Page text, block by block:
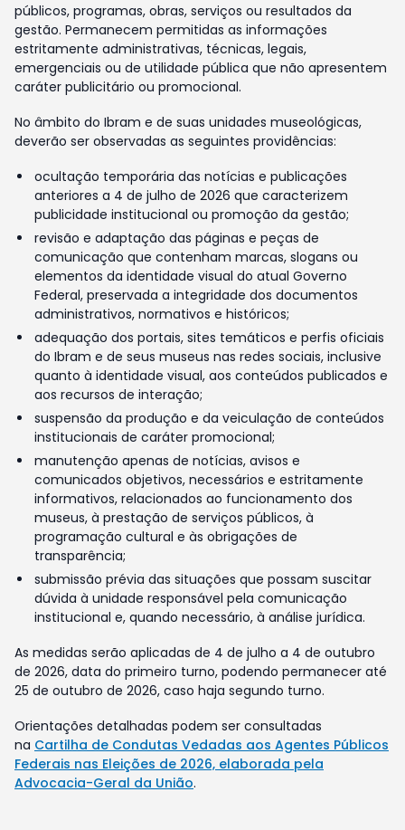
públicos, programas, obras, serviços ou resultados da
gestão. Permanecem permitidas as informações
estritamente administrativas, técnicas, legais,
emergenciais ou de utilidade pública que não apresentem
caráter publicitário ou promocional.
No âmbito do Ibram e de suas unidades museológicas,
deverão ser observadas as seguintes providências:
ocultação temporária das notícias e publicações
anteriores a 4 de julho de 2026 que caracterizem
publicidade institucional ou promoção da gestão;
revisão e adaptação das páginas e peças de
comunicação que contenham marcas, slogans ou
elementos da identidade visual do atual Governo
Federal, preservada a integridade dos documentos
administrativos, normativos e históricos;
adequação dos portais, sites temáticos e perfis oficiais
do Ibram e de seus museus nas redes sociais, inclusive
quanto à identidade visual, aos conteúdos publicados e
aos recursos de interação;
suspensão da produção e da veiculação de conteúdos
institucionais de caráter promocional;
manutenção apenas de notícias, avisos e
comunicados objetivos, necessários e estritamente
informativos, relacionados ao funcionamento dos
museus, à prestação de serviços públicos, à
programação cultural e às obrigações de
transparência;
submissão prévia das situações que possam suscitar
dúvida à unidade responsável pela comunicação
institucional e, quando necessário, à análise jurídica.
As medidas serão aplicadas de 4 de julho a 4 de outubro
de 2026, data do primeiro turno, podendo permanecer até
25 de outubro de 2026, caso haja segundo turno.
Orientações detalhadas podem ser consultadas
na Cartilha de Condutas Vedadas aos Agentes Públicos
Federais nas Eleições de 2026, elaborada pela
Advocacia-Geral da União.